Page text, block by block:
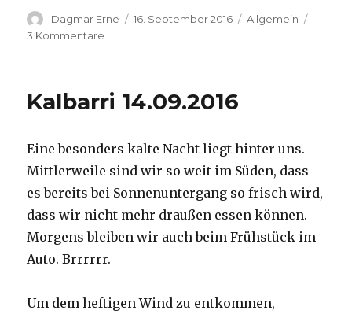
Autor
Dagmar Erne
Veröffentlicht
16. September 2016 Kategorien
Allgemein
3 Kommentare
Kalbarri 14.09.2016
Eine besonders kalte Nacht liegt hinter uns.
Mittlerweile sind wir so weit im Süden, dass
es bereits bei Sonnenuntergang so frisch wird,
dass wir nicht mehr draußen essen können.
Morgens bleiben wir auch beim Frühstück im
Auto. Brrrrrr.
Um dem heftigen Wind zu entkommen,